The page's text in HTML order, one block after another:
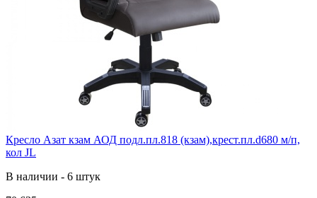
Кресло Азат кзам АОД подл.пл.818 (кзам),крест.пл.d680 м/п,
кол JL
В наличии - 6 штук